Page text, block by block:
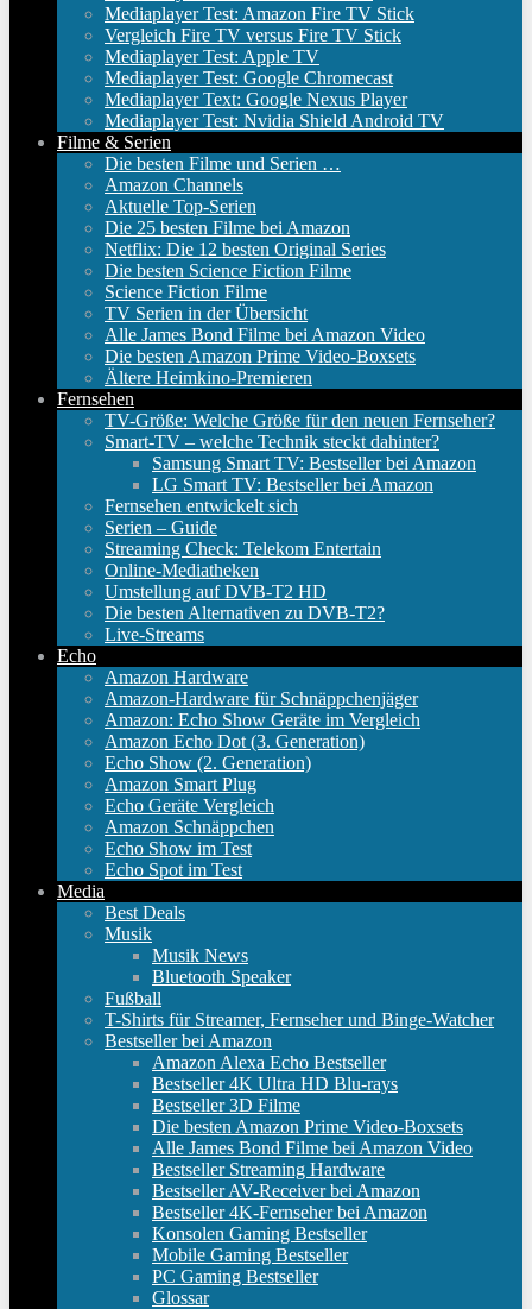
Mediaplayer Test: Amazon Fire TV Stick
Vergleich Fire TV versus Fire TV Stick
Mediaplayer Test: Apple TV
Mediaplayer Test: Google Chromecast
Mediaplayer Text: Google Nexus Player
Mediaplayer Test: Nvidia Shield Android TV
Filme & Serien
Die besten Filme und Serien …
Amazon Channels
Aktuelle Top-Serien
Die 25 besten Filme bei Amazon
Netflix: Die 12 besten Original Series
Die besten Science Fiction Filme
Science Fiction Filme
TV Serien in der Übersicht
Alle James Bond Filme bei Amazon Video
Die besten Amazon Prime Video-Boxsets
Ältere Heimkino-Premieren
Fernsehen
TV-Größe: Welche Größe für den neuen Fernseher?
Smart-TV – welche Technik steckt dahinter?
Samsung Smart TV: Bestseller bei Amazon
LG Smart TV: Bestseller bei Amazon
Fernsehen entwickelt sich
Serien – Guide
Streaming Check: Telekom Entertain
Online-Mediatheken
Umstellung auf DVB-T2 HD
Die besten Alternativen zu DVB-T2?
Live-Streams
Echo
Amazon Hardware
Amazon-Hardware für Schnäppchenjäger
Amazon: Echo Show Geräte im Vergleich
Amazon Echo Dot (3. Generation)
Echo Show (2. Generation)
Amazon Smart Plug
Echo Geräte Vergleich
Amazon Schnäppchen
Echo Show im Test
Echo Spot im Test
Media
Best Deals
Musik
Musik News
Bluetooth Speaker
Fußball
T-Shirts für Streamer, Fernseher und Binge-Watcher
Bestseller bei Amazon
Amazon Alexa Echo Bestseller
Bestseller 4K Ultra HD Blu-rays
Bestseller 3D Filme
Die besten Amazon Prime Video-Boxsets
Alle James Bond Filme bei Amazon Video
Bestseller Streaming Hardware
Bestseller AV-Receiver bei Amazon
Bestseller 4K-Fernseher bei Amazon
Konsolen Gaming Bestseller
Mobile Gaming Bestseller
PC Gaming Bestseller
Glossar